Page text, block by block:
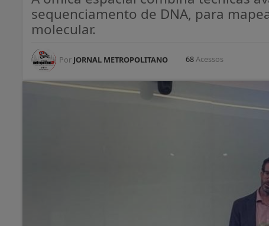
sequenciamento de DNA, para
molecular.
Por JORNAL METROPOLITANO 68Acessos